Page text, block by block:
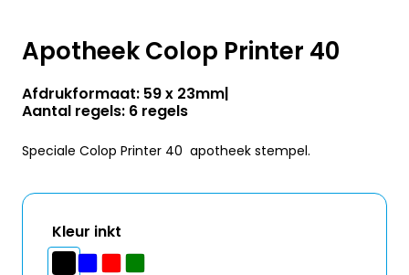
Apotheek Colop Printer 40
Afdrukformaat: 59 x 23mm
Aantal regels: 6 regels
Speciale Colop Printer 40 apotheek stempel.
Kleur inkt